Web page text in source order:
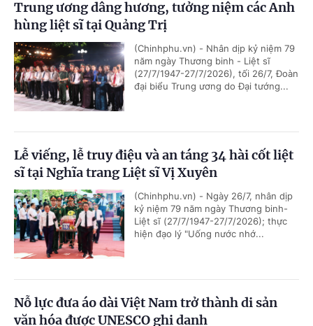
Trung ương dâng hương, tưởng niệm các Anh
hùng liệt sĩ tại Quảng Trị
(Chinhphu.vn) - Nhân dịp kỷ niệm 79
năm ngày Thương binh - Liệt sĩ
(27/7/1947-27/7/2026), tối 26/7, Đoàn
đại biểu Trung ương do Đại tướng...
Lễ viếng, lễ truy điệu và an táng 34 hài cốt liệt
sĩ tại Nghĩa trang Liệt sĩ Vị Xuyên
(Chinhphu.vn) - Ngày 26/7, nhân dịp
kỷ niệm 79 năm ngày Thương binh-
Liệt sĩ (27/7/1947-27/7/2026); thực
hiện đạo lý "Uống nước nhớ...
Nỗ lực đưa áo dài Việt Nam trở thành di sản
văn hóa được UNESCO ghi danh